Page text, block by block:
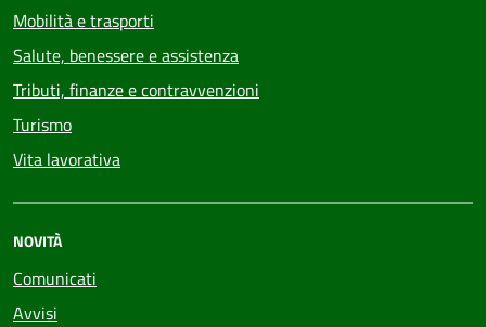
Mobilità e trasporti
Salute, benessere e assistenza
Tributi, finanze e contravvenzioni
Turismo
Vita lavorativa
NOVITÀ
Comunicati
Avvisi